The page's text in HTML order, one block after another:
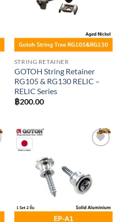
STRING RETAINER
GOTOH String Retainer
RG105 & RG130 RELIC –
RELIC Series
฿200.00